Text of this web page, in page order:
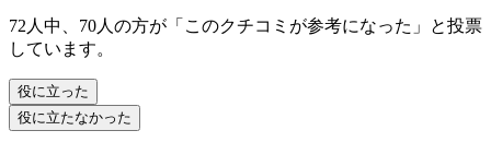
72人中、70人の方が「このクチコミが参考になった」と投票
しています。
役に立った
役に立たなかった